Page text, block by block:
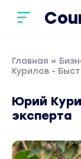
Главная »
Курилов -
Юрий
эксперта